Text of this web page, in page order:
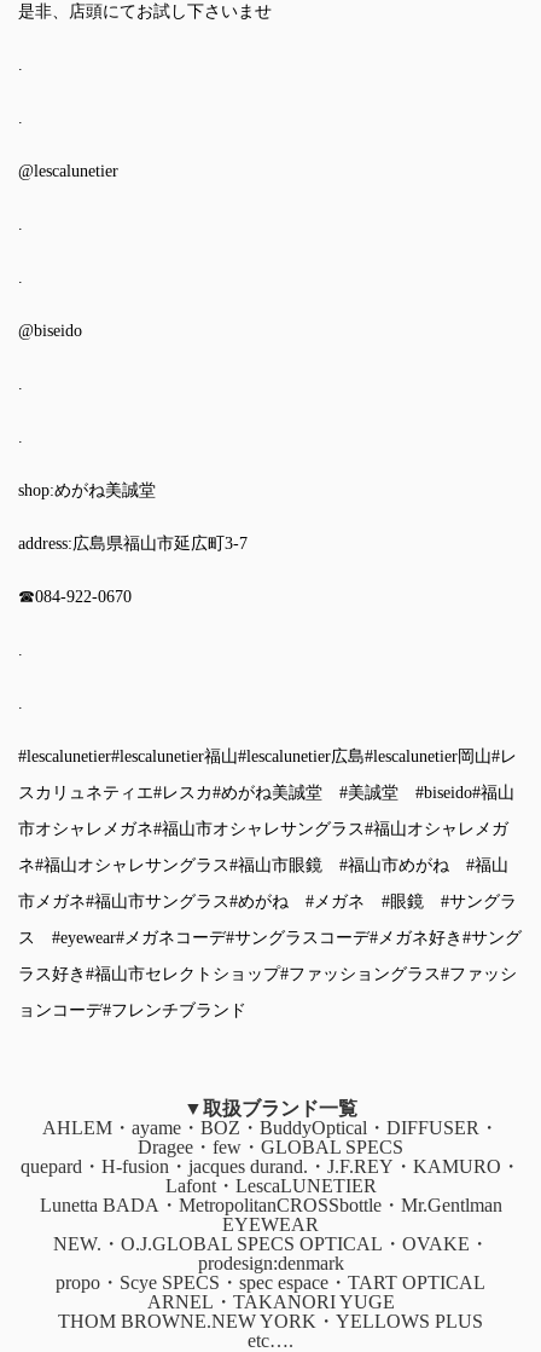
是非、店頭にてお試し下さいませ
@lescalunetier
@biseido
shop:めがね美誠堂
address:広島県福山市延広町3-7
☎︎084-922-0670
#lescalunetier#lescalunetier福山#lescalunetier広島#lescalunetier岡山#レ
スカリュネティエ#レスカ#めがね美誠堂 #美誠堂 #biseido#福山
市オシャレメガネ#福山市オシャレサングラス#福山オシャレメガ
ネ#福山オシャレサングラス#福山市眼鏡 #福山市めがね
#福山
市メガネ#福山市サングラス#めがね #メガネ #眼鏡
#サングラ
ス
#eyewear#メガネコーデ#サングラスコーデ#メガネ好き #サング
ラス好き #福山市セレクトショップ#ファッショングラス#ファッシ
ョンコーデ#フレンチブランド
▼取扱ブランド一覧
AHLEM・ayame・BOZ・BuddyOptical・DIFFUSER・
Dragee・few・GLOBAL SPECS
quepard・H-fusion・jacques durand.・J.F.REY・KAMURO・
Lafont・LescaLUNETIER
Lunetta BADA・MetropolitanCROSSbottle・Mr.Gentlman
EYEWEAR
NEW.・O.J.GLOBAL SPECS OPTICAL・OVAKE・
prodesign:denmark
propo・Scye SPECS・spec espace・TART OPTICAL
ARNEL・TAKANORI YUGE
THOM BROWNE.NEW YORK・YELLOWS PLUS
etc….